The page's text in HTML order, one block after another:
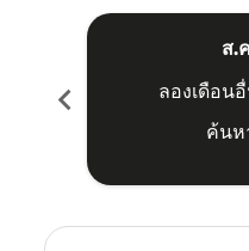
chevron_left
ส.
ลองเดือน
ค้นห